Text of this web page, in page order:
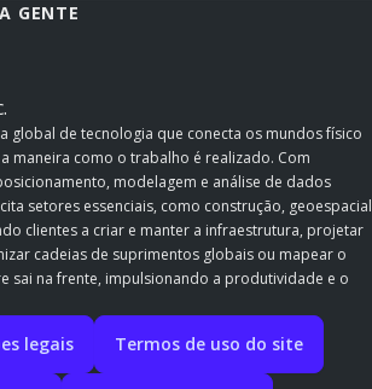
GENTE
global de tecnologia que conecta os mundos físico
maneira como o trabalho é realizado. Com
modelagem e análise de dados
setores essenciais, como construção, geoespacial
clientes a criar e manter a infraestrutura, projetar
cadeias de suprimentos globais ou mapear o
sai na frente, impulsionando a produtividade e o
legais Termos de uso do site